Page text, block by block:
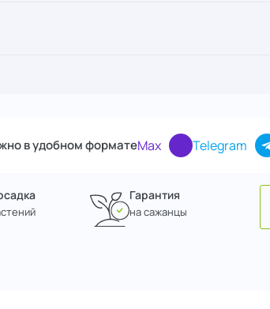
в удобном форматеMax Telegram
Гарантия
на сажанцы